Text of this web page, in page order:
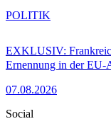
EXKLUSIV:
Ernennung in der EU-
07.08.2026
POLITIK
Social